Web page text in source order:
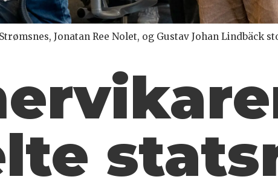
Jonatan Ree Nolet, og Gustav Johan Lindbäck